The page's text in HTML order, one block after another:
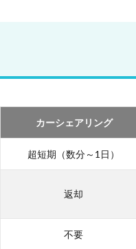
カーシェアリング
超短期（数分～1日）
返却
不要